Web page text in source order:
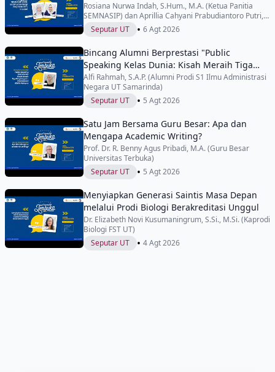
Rosiana Nurwa Indah, S.Hum., M.A. (Ketua Panitia
SEMNASIP) dan Aprillia Cahyani Prabudiantoro Putri,
S.Sos., M.Si. (Wakil Ketua Panitia SEMNASIP)
Seputar UT • 6 Agt 2026
Bincang Alumni Berprestasi "Public
Speaking Kelas Dunia: Kisah Meraih Tiga
Penghargaan Internasional di IYEN
Malaysia"
Alfi Rahmah, S.A.P. (Alumni Prodi S1 Ilmu Administrasi
Negara UT Samarinda)
Seputar UT
• 5 Agt 2026
Satu Jam Bersama Guru Besar: Apa dan
Mengapa Academic Writing?
Prof. Dr. R. Benny Agus Pribadi, M.A. (Guru Besar
Universitas Terbuka)
Seputar UT
• 5 Agt 2026
Menyiapkan Generasi Saintis Masa Depan
melalui Prodi Biologi Berakreditasi Unggul
Dr. Elizabeth Novi Kusumaningrum, S.Si., M.Si. (Kaprodi
Biologi FST UT)
Seputar UT
• 4 Agt 2026